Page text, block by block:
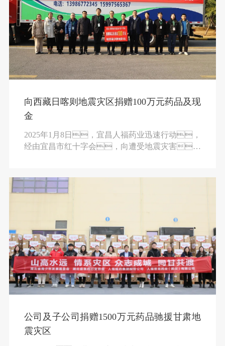
向西藏日喀则地震灾区捐赠100万元药品及现
金
2025年1月8日，宜昌人福药业迅速行动，
经由宜昌市红十字会，向遭受地震灾害的
公司及子公司捐赠1500万元药品驰援甘肃地
震灾区